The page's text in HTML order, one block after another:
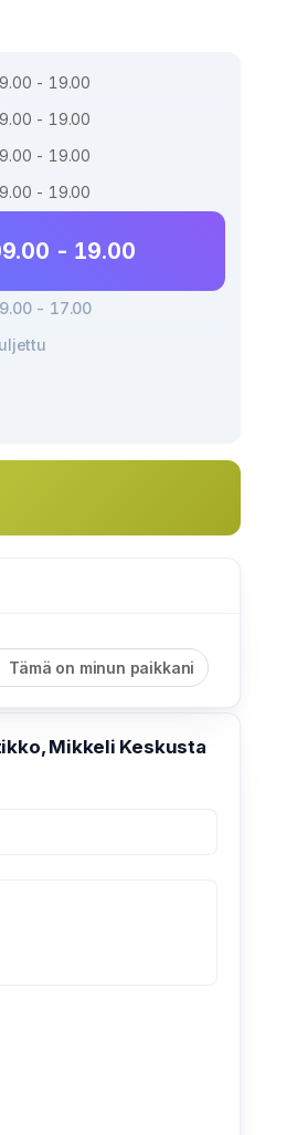
- 19.00
- 19.00
- 19.00
- 19.00
- 19.00
- 17.00
Tämä on minun paikkani
Mikkeli Keskusta